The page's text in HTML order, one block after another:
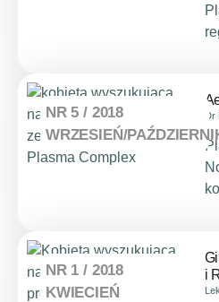
NR 5 / 2018
WRZESIEŃ/
NR 1 / 2018
KWIECIEŃ
i